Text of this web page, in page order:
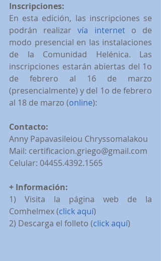
Inscripciones:
En esta edición, las inscripciones se
podrán realizar vía internet o de
modo presencial en las instalaciones
de la Comunidad Helénica. Las
inscripciones estarán abiertas del 1o
de febrero al 16 de marzo
(presencialmente) y del 1o de febrero
al 18 de marzo (online):
Contacto:
Anny Papavasileiou Chryssomalakou
Mail: certificacion.griego@gmail.com
Celular: 04455.4392.1565
+ Información:
1) Visita la página web de la
Comhelmex (click aquí)
2) Descarga el folleto (click aquí)